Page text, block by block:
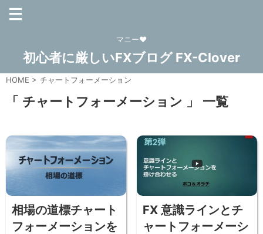
マニー❤
初心者に厳しいFXブログ FX-Clover
HOME > チャートフォーメーション
「 チャートフォーメーション 」 一覧
相場の道標チャート
フォーメーションを
FX 意識ラインとチ
ャートフォーメーシ